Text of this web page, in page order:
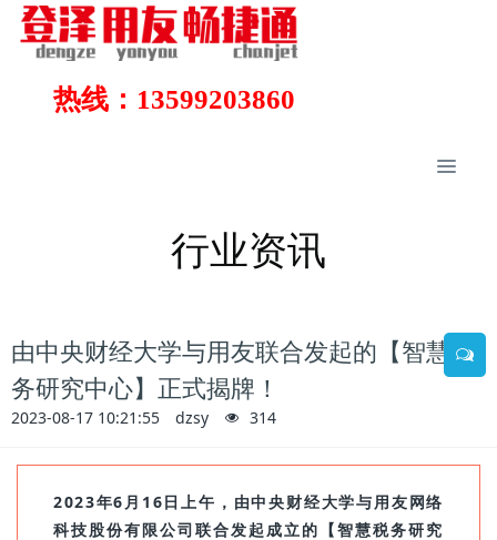
热线：13599203860
行业资讯
由中央财经大学与用友联合发起的【智慧税
务研究中心】正式揭牌！
2023-08-17 10:21:55 dzsy 314
2023年6月16日上午，由中央财经大学与用友网络
科技股份有限公司联合发起成立的【智慧税务研究